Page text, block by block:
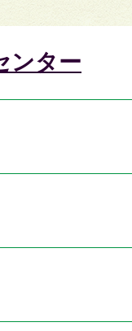
ンター